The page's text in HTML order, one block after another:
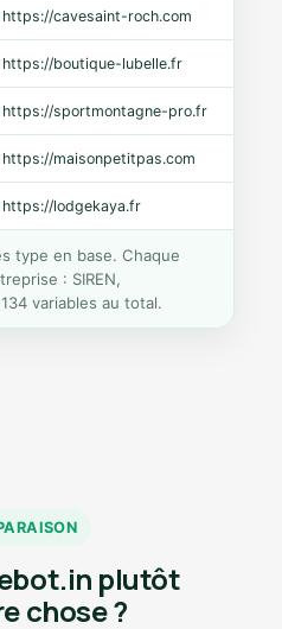
https://cavesaint-roch.com
https://boutique-lubelle.fr
https://sportmontagne-pro.fr
https://maisonpetitpas.com
https://lodgekaya.fr
type en base. Chaque
: SIREN,
variables au total.
plutôt
chose ?